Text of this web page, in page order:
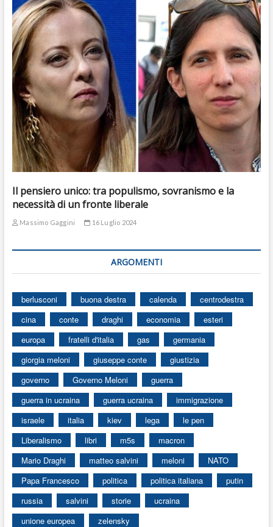
Il pensiero unico: tra populismo, sovranismo e la
necessità di un fronte liberale
Massimo Gaggini 16 Luglio 2024
ARGOMENTI
berlusconi buona destra calenda
centrodestra
cina
conte draghi economia
esteri
europa
fratelli d'italia gas
germania
giorgia meloni
giuseppe conte
giustizia
governo
Governo Meloni
guerra
guerra in ucraina
guerra ucraina
immigrazione
israele
italia kiev lega
le pen
Liberalismo
libri m5s
macron
Mario Draghi
matteo salvini meloni
NATO
Papa Francesco
politica politica italiana
putin
russia
salvini storie
ucraina
unione europea
zelensky